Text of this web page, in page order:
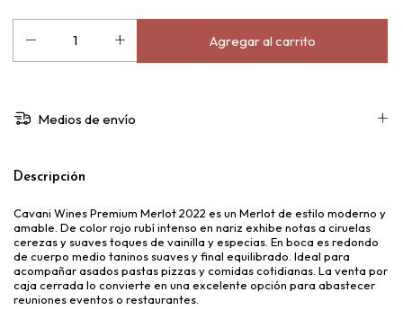
Medios de envío
Descripción
Cavani Wines Premium Merlot 2022 es un Merlot de estilo moderno y
amable. De color rojo rubí intenso en nariz exhibe notas a ciruelas
cerezas y suaves toques de vainilla y especias. En boca es redondo
de cuerpo medio taninos suaves y final equilibrado. Ideal para
acompañar asados pastas pizzas y comidas cotidianas. La venta por
caja cerrada lo convierte en una excelente opción para abastecer
reuniones eventos o restaurantes.